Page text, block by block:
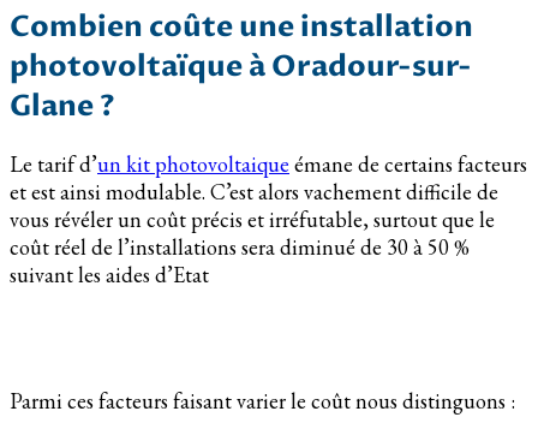
Combien coûte une installation
photovoltaïque à Oradour-sur-
Glane ?
Le tarif d’un kit photovoltaique émane de certains facteurs
et est ainsi modulable. C’est alors vachement difficile de
vous révéler un coût précis et irréfutable, surtout que le
coût réel de l’installations sera diminué de 30 à 50 %
suivant les aides d’Etat
Parmi ces facteurs faisant varier le coût nous distinguons :